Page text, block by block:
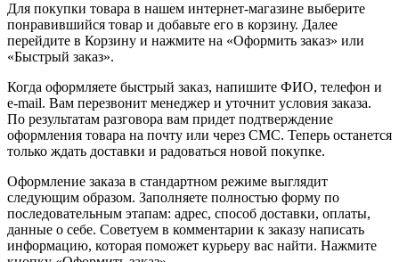
Для покупки товара в нашем интернет-магазине выберите
понравившийся товар и добавьте его в корзину. Далее
перейдите в Корзину и нажмите на «Оформить заказ» или
«Быстрый заказ».
Когда оформляете быстрый заказ, напишите ФИО, телефон и
e-mail. Вам перезвонит менеджер и уточнит условия заказа.
По результатам разговора вам придет подтверждение
оформления товара на почту или через СМС. Теперь останется
только ждать доставки и радоваться новой покупке.
Оформление заказа в стандартном режиме выглядит
следующим образом. Заполняете полностью форму по
последовательным этапам: адрес, способ доставки, оплаты,
данные о себе. Советуем в комментарии к заказу написать
информацию, которая поможет курьеру вас найти. Нажмите